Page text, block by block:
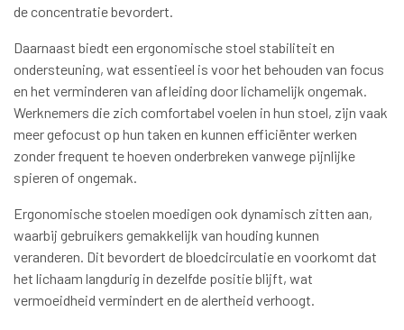
de concentratie bevordert.
Daarnaast biedt een ergonomische stoel stabiliteit en
ondersteuning, wat essentieel is voor het behouden van focus
en het verminderen van afleiding door lichamelijk ongemak.
Werknemers die zich comfortabel voelen in hun stoel, zijn vaak
meer gefocust op hun taken en kunnen efficiënter werken
zonder frequent te hoeven onderbreken vanwege pijnlijke
spieren of ongemak.
Ergonomische stoelen moedigen ook dynamisch zitten aan,
waarbij gebruikers gemakkelijk van houding kunnen
veranderen. Dit bevordert de bloedcirculatie en voorkomt dat
het lichaam langdurig in dezelfde positie blijft, wat
vermoeidheid vermindert en de alertheid verhoogt.